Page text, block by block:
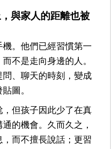
與家人的距離也被
。他們已經習慣第一
不是走向身邊的人。
、聊天的時刻，變成
圖。
但孩子因此少了在真
的機會。久而久之，
而不擅長說話；更習